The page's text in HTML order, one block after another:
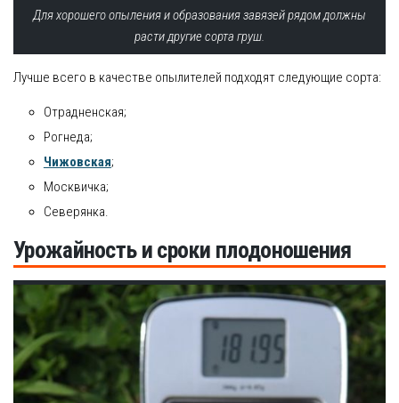
Для хорошего опыления и образования завязей рядом должны
расти другие сорта груш.
Лучше всего в качестве опылителей подходят следующие сорта:
Отрадненская;
Рогнеда;
Чижовская;
Москвичка;
Северянка.
Урожайность и сроки плодоношения